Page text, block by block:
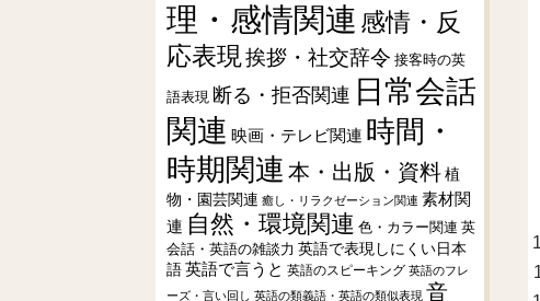
理・感情関連 感情・反
応表現挨拶・社交辞令 接客時の英
語表現 断る・拒否関連 日常会話
関連 映画・テレビ関連 時間・
時期関連 本・出版・資料植
物・園芸関連 癒し・リラクゼーション関連 素材関
連 自然・環境関連 色・カラー関連 英
会話・英語の雑談力 英語で表現しにくい日本
語 英語で言うと 英語のスピーキング 英語のフレ
ーズ・言い回し 英語の類義語・英語の類似表現 音